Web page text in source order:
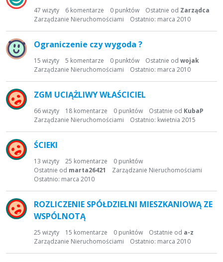
47 wizyty 6 komentarze 0 punktów Ostatnie od Zarządca
Ostatnio: marca 2010
Zarządzanie Nieruchomościami
Ograniczenie czy wygoda ?
15 wizyty 5 komentarze 0 punktów Ostatnie od wojak
Ostatnio: marca 2010
Zarządzanie Nieruchomościami
ZGM UCIĄŻLIWY WŁAŚCICIEL
66wizyty 18 komentarze 0 punktów Ostatnie od KubaP
Ostatnio: kwietnia 2015
Zarządzanie Nieruchomościami
ŚCIEKI
13 wizyty 25 komentarze 0 punktów
Ostatnie od marta26421
Ostatnio: marca 2010
Zarządzanie Nieruchomościami
ROZLICZENIE SPÓŁDZIELNI MIESZKANIOWĄ ZE
WSPÓLNOTĄ
25 wizyty 15 komentarze 0 punktów Ostatnie od a-z
Ostatnio: marca 2010
Zarządzanie Nieruchomościami